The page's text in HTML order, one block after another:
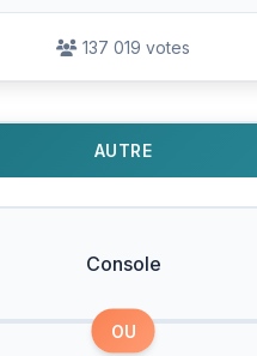
137 019 votes
AUTRE
Console
OU